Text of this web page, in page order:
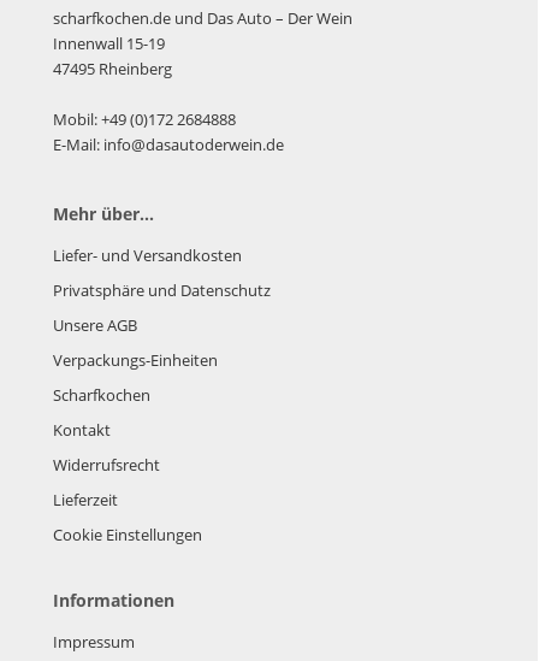
scharfkochen.de und Das Auto – Der Wein
Innenwall 15-19
47495 Rheinberg
Mobil: +49 (0)172 2684888
E-Mail: info@dasautoderwein.de
Mehr über...
Liefer- und Versandkosten
Privatsphäre und Datenschutz
Unsere AGB
Verpackungs-Einheiten
Scharfkochen
Kontakt
Widerrufsrecht
Lieferzeit
Cookie Einstellungen
Informationen
Impressum